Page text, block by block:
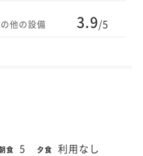
他の設備 3.9/5
食 5 夕食 利用なし